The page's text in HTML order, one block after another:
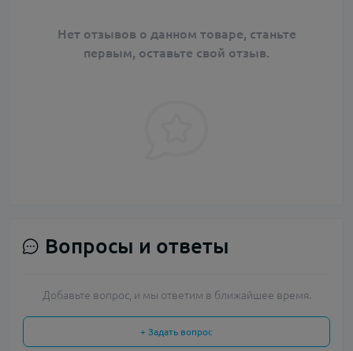
Нет отзывов о данном товаре, станьте
первым, оставьте свой отзыв.
Вопросы и ответы
Добавьте вопрос, и мы ответим в ближайшее время.
+ Задать вопрос